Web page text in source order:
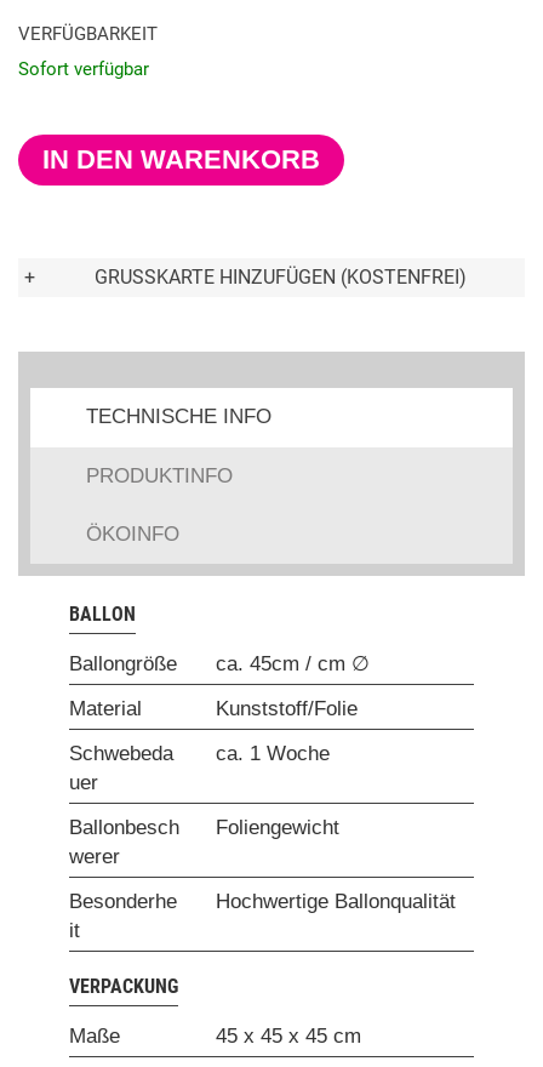
VERFÜGBARKEIT
Sofort verfügbar
IN DEN WARENKORB
+ GRUSSKARTE HINZUFÜGEN (KOSTENFREI)
TECHNISCHE INFO
PRODUKTINFO
ÖKOINFO
BALLON
Ballongröße
ca. 45cm / cm ∅
Material
Kunststoff/Folie
Schwebeda
uer
ca. 1 Woche
Ballonbesch
werer
Foliengewicht
Besonderhe
it
Hochwertige Ballonqualität
VERPACKUNG
Maße
45 x 45 x 45 cm